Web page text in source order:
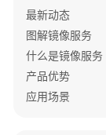
通
过
IAM
授
予
使
最新动态
图解镜像服务
什么是镜像服务
产品优势
应用场景